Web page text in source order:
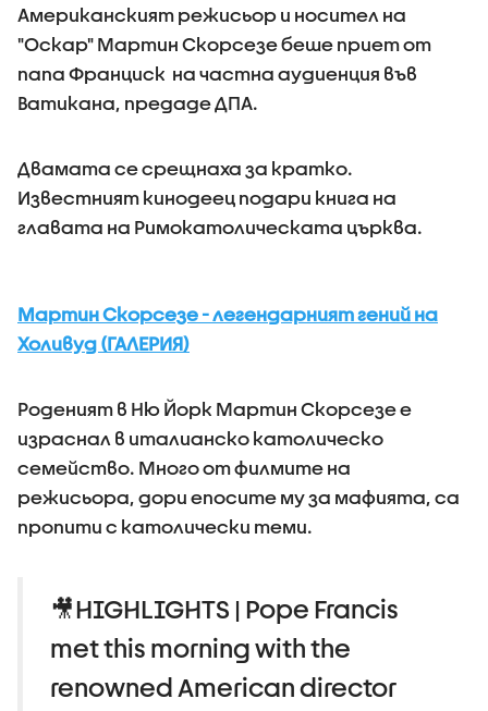
Американският режисьор и носител на
"Оскар" Мартин Скорсезе беше приет от
папа Франциск на частна аудиенция във
Ватикана, предаде ДПА.
Двамата се срещнаха за кратко.
Известният кинодеец подари книга на
главата на Римокатолическата църква.
Мартин Скорсезе - легендарният гений на
Холивуд (ГАЛЕРИЯ)
Роденият в Ню Йорк Мартин Скорсезе е
израснал в италианско католическо
семейство. Много от филмите на
режисьора, дори епосите му за мафията, са
пропити с католически теми.
🎥HIGHLIGHTS | Pope Francis
met this morning with the
renowned American director